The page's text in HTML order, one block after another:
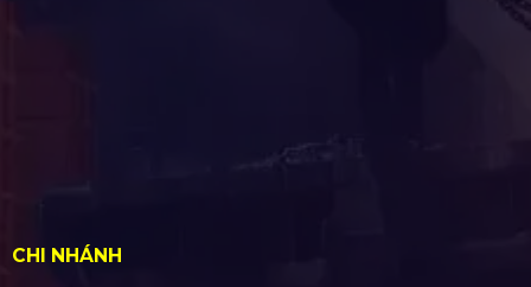
CHI NHÁNH